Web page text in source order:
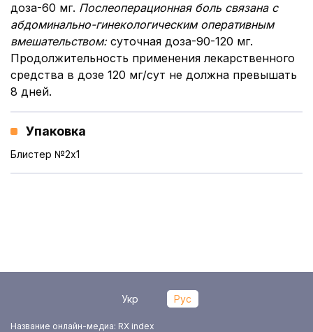
доза-60 мг. Послеоперационная боль связана с
абдоминально-гинекологическим оперативным
вмешательством: суточная доза-90-120 мг.
Продолжительность применения лекарственного
средства в дозе 120 мг/сут не должна превышать
8 дней.
Упаковка
Блистер №2x1
Укр Рус
Название онлайн-медиа: RX index